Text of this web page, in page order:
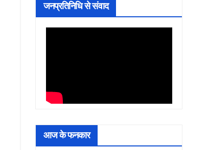
जनप्रतिनिधि से संवाद
आज के फनकार